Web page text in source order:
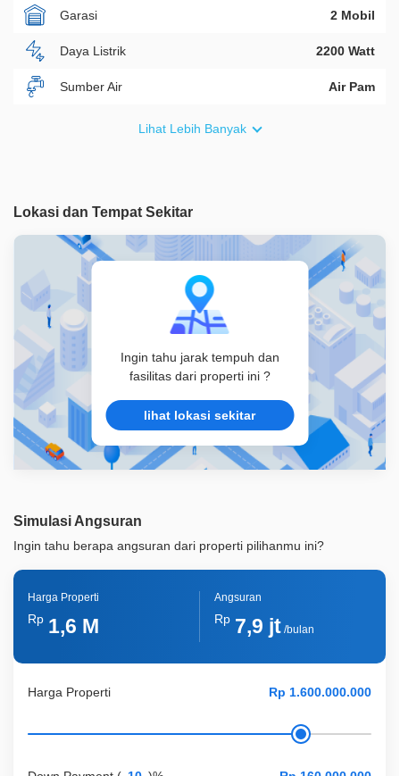
Garasi 2 Mobil
Daya Listrik 2200 Watt
Sumber Air Air Pam
Lihat Lebih Banyak
Lokasi dan Tempat Sekitar
Ingin tahu jarak tempuh dan
fasilitas dari properti ini ?
lihat lokasi sekitar
Simulasi Angsuran
Ingin tahu berapa angsuran dari properti pilihanmu ini?
Harga Properti
Harga Properti
Rp 1,6 M
Angsuran
Rp 7,9 jt/bulan